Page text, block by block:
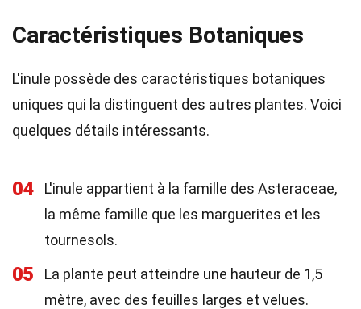
Caractéristiques Botaniques
L'inule possède des caractéristiques botaniques
uniques qui la distinguent des autres plantes. Voici
quelques détails intéressants.
04
L'inule appartient à la famille des Asteraceae,
la même famille que les marguerites et les
tournesols.
05
La plante peut atteindre une hauteur de 1,5
mètre, avec des feuilles larges et velues.